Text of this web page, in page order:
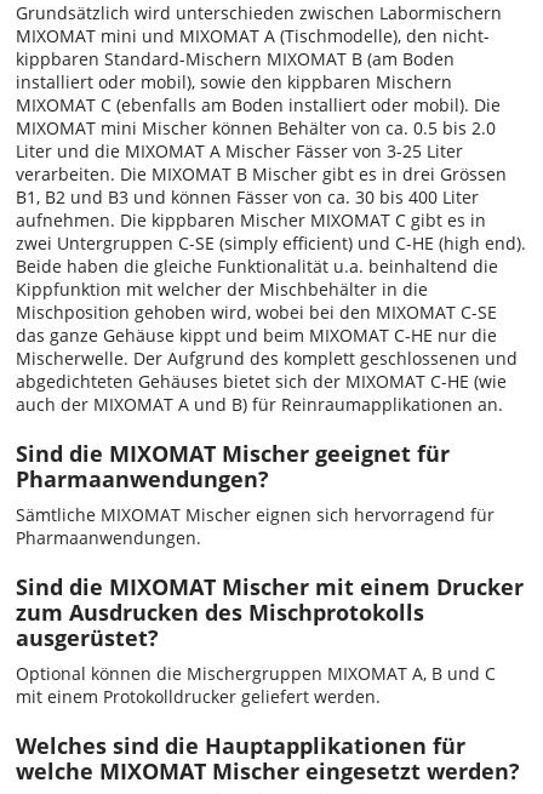
Grundsätzlich wird unterschieden zwischen Labormischern
MIXOMAT mini und MIXOMAT A (Tischmodelle), den nicht-
kippbaren Standard-Mischern MIXOMAT B (am Boden
installiert oder mobil), sowie den kippbaren Mischern
MIXOMAT C (ebenfalls am Boden installiert oder mobil). Die
MIXOMAT mini Mischer können Behälter von ca. 0.5 bis 2.0
Liter und die MIXOMAT A Mischer Fässer von 3-25 Liter
verarbeiten. Die MIXOMAT B Mischer gibt es in drei Grössen
B1, B2 und B3 und können Fässer von ca. 30 bis 400 Liter
aufnehmen. Die kippbaren Mischer MIXOMAT C gibt es in
zwei Untergruppen C-SE (simply efficient) und C-HE (high end).
Beide haben die gleiche Funktionalität u.a. beinhaltend die
Kippfunktion mit welcher der Mischbehälter in die
Mischposition gehoben wird, wobei bei den MIXOMAT C-SE
das ganze Gehäuse kippt und beim MIXOMAT C-HE nur die
Mischerwelle. Der Aufgrund des komplett geschlossenen und
abgedichteten Gehäuses bietet sich der MIXOMAT C-HE (wie
auch der MIXOMAT A und B) für Reinraumapplikationen an.
Sind die MIXOMAT Mischer geeignet für
Pharmaanwendungen?
Sämtliche MIXOMAT Mischer eignen sich hervorragend für
Pharmaanwendungen.
Sind die MIXOMAT Mischer mit einem Drucker
zum Ausdrucken des Mischprotokolls
ausgerüstet?
Optional können die Mischergruppen MIXOMAT A, B und C
mit einem Protokolldrucker geliefert werden.
Welches sind die Hauptapplikationen für
welche MIXOMAT Mischer eingesetzt werden?